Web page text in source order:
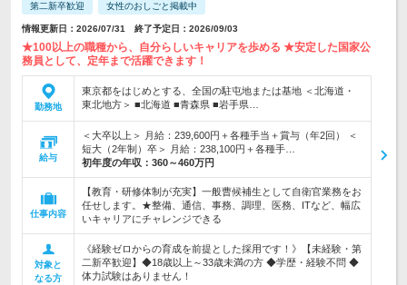
第二新卒歓迎 女性のおしごと掲載中
情報更新日：2026/07/31 終了予定日：2026/09/03
★100以上の職種から、自分らしいキャリアを歩める ★安定した国家公
務員として、定年まで活躍できます！
勤務地
東京都をはじめとする、全国の駐屯地または基地 ＜北海道・
東北地方＞ ■北海道 ■青森県 ■岩手県…
給与
＜大卒以上＞ 月給：239,600円＋各種手当＋賞与（年2回） ＜
短大（2年制）卒＞ 月給：238,100円＋各種手…
初年度の年収： 360～460万円
仕事内容
【教育・研修体制が充実】一般曹候補生として自衛官業務をお
任せします。★整備、通信、事務、調理、医務、ITなど、幅広
いキャリアにチャレンジできる
対象と
なる方
《経験ゼロからの育成を前提とした採用です！》【未経験・第
二新卒歓迎】◆18歳以上～33歳未満の方 ◆学歴・経験不問 ◆
体力試験はありません！